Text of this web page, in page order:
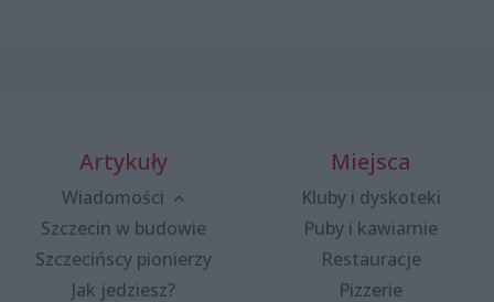
Artykuły
Wiadomości
Szczecin w budowie
Szczecińscy pionierzy
Jak jedziesz?
Miejsca
Kluby i dyskoteki
Puby i kawiarnie
Restauracje
Pizzerie